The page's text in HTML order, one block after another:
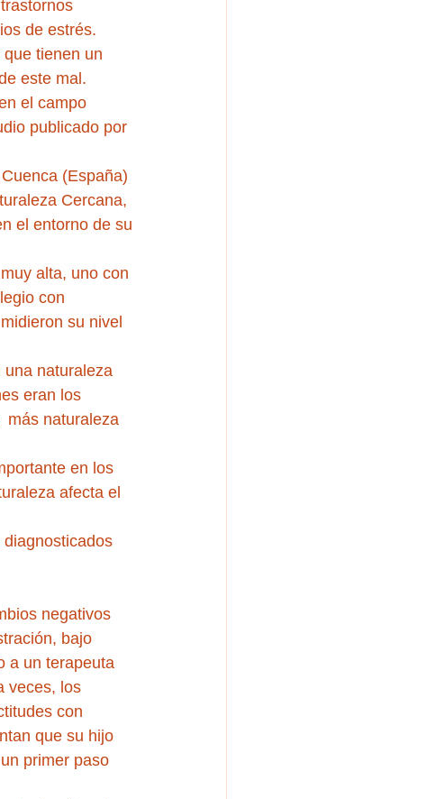
de estrés.
tienen un
este mal.
el campo
publicado por
(España)
Cercana,
el entorno de su
alta, uno con
con
su nivel
una naturaleza
eran los
más naturaleza
en los
afecta el
negativos
bajo
a un terapeuta
veces, los
con
que su hijo
primer paso